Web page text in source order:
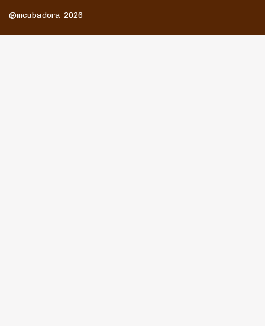
@incubadora 2026